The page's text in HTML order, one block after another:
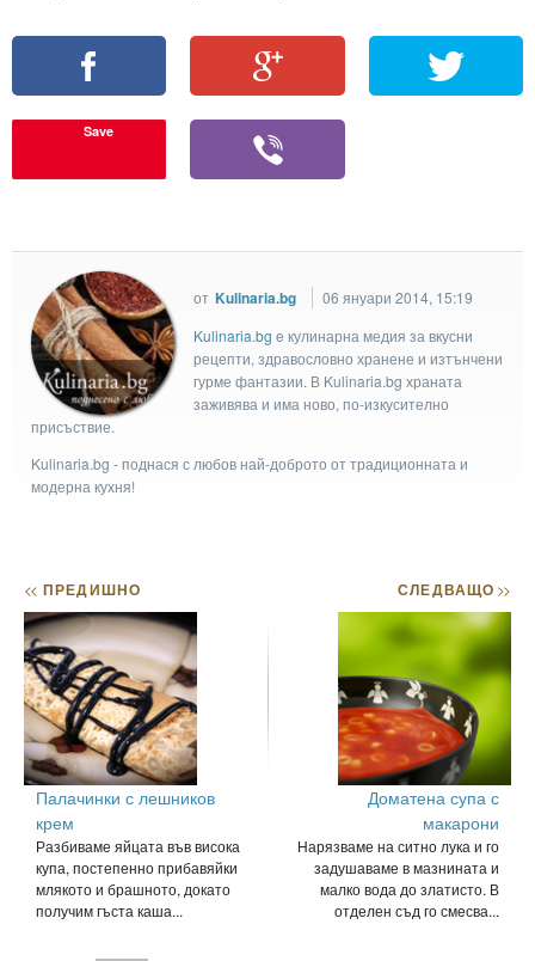
Save
от Kulinaria.bg
06 януари 2014, 15:19
Kulinaria.bg e кулинарна медия за вкусни
рецепти, здравословно хранене и изтънчени
гурме фантазии. В Kulinaria.bg храната
заживява и има ново, по-изкусително
присъствие.
Kulinaria.bg - поднася с любов най-доброто от традиционната и
модерна кухня!
<< ПРЕДИШНО
Палачинки с лешников
крем
Разбиваме яйцата във висока
купа, постепенно прибавяйки
млякото и брашното, докато
получим гъста каша...
СЛЕДВАЩО>>
Доматена супа с
макарони
Нарязваме на ситно лука и го
задушаваме в мазнината и
малко вода до златисто. В
отделен съд го смесва...